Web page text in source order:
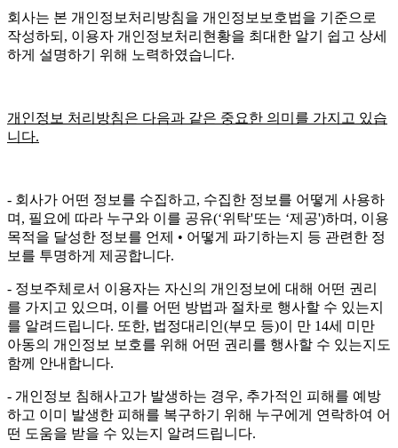
회사는 본 개인정보처리방침을 개인정보보호법을 기준으로
작성하되, 이용자 개인정보처리현황을 최대한 알기 쉽고 상세
하게 설명하기 위해 노력하였습니다.
개인정보 처리방침은 다음과 같은 중요한 의미를 가지고 있습
니다.
- 회사가 어떤 정보를 수집하고, 수집한 정보를 어떻게 사용하
며, 필요에 따라 누구와 이를 공유(‘위탁'또는 ‘제공')하며, 이용
목적을 달성한 정보를 언제 • 어떻게 파기하는지 등 관련한 정
보를 투명하게 제공합니다.
- 정보주체로서 이용자는 자신의 개인정보에 대해 어떤 권리
를 가지고 있으며, 이를 어떤 방법과 절차로 행사할 수 있는지
를 알려드립니다. 또한, 법정대리인(부모 등)이 만 14세 미만
아동의 개인정보 보호를 위해 어떤 권리를 행사할 수 있는지도
함께 안내합니다.
- 개인정보 침해사고가 발생하는 경우, 추가적인 피해를 예방
하고 이미 발생한 피해를 복구하기 위해 누구에게 연락하여 어
떤 도움을 받을 수 있는지 알려드립니다.